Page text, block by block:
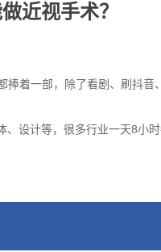
近视手术？
着一部，除了看剧、刷抖音
设计等，很多行业一天8小时